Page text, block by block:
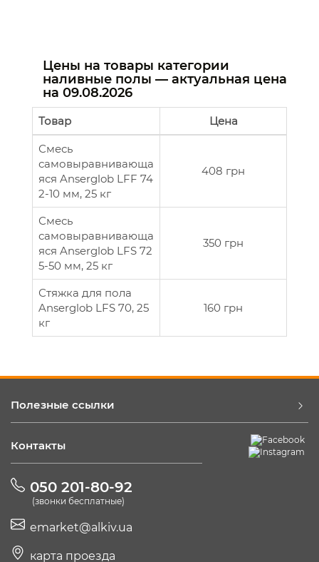
Цены на товары категории
наливные полы — актуальная цена
на 09.08.2026
Товар Цена
Смесь
самовыравнивающа
яся Anserglob LFF 74
2-10 мм, 25 кг
408 грн
Смесь
самовыравнивающа
яся Anserglob LFS 72
5-50 мм, 25 кг
350 грн
Стяжка для пола
Anserglob LFS 70, 25
кг
160 грн
Полезные ссылки
Контакты
050 201-80-92
(звонки бесплатные)
emarket@alkiv.ua
карта проезда